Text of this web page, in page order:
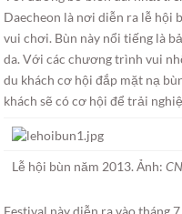
Daecheon là nơi diễn ra lễ hội
vui chơi. Bùn này nổi tiếng là
da. Với các chương trình vui
du khách cơ hội đắp mặt nạ
khách sẽ có cơ hội để trải
Lễ hội bùn năm 2013. Ảnh:
Festival này diễn ra vào tháng